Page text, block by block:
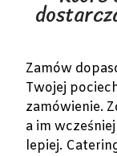
Zamów
Twojej
zamówienie.
a im
lepiej.